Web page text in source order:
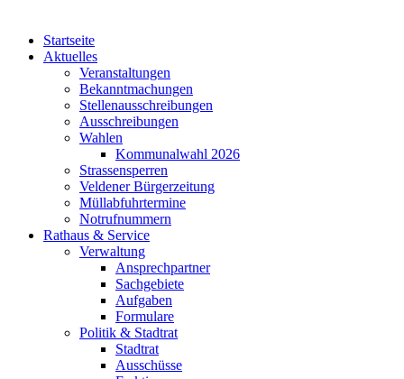
Startseite
Aktuelles
Veranstaltungen
Bekanntmachungen
Stellenausschreibungen
Ausschreibungen
Wahlen
Kommunalwahl 2026
Strassensperren
Veldener Bürgerzeitung
Müllabfuhrtermine
Notrufnummern
Rathaus & Service
Verwaltung
Ansprechpartner
Sachgebiete
Aufgaben
Formulare
Politik & Stadtrat
Stadtrat
Ausschüsse